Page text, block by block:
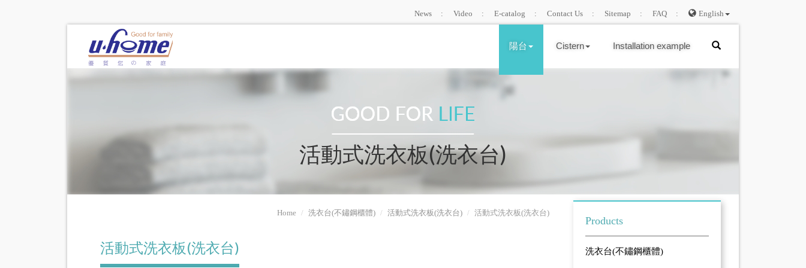
News Video E-catalog Contact Us Sitemap FAQ English
陽台 Cistern Installation example
活動式洗衣板(洗衣台)
Home 洗衣台(不鏽鋼櫃體) 活動式洗衣板(洗衣台) 活動式洗衣板(洗衣台)
活動式洗衣板(洗衣台)
Products
洗衣台(不鏽鋼櫃體)